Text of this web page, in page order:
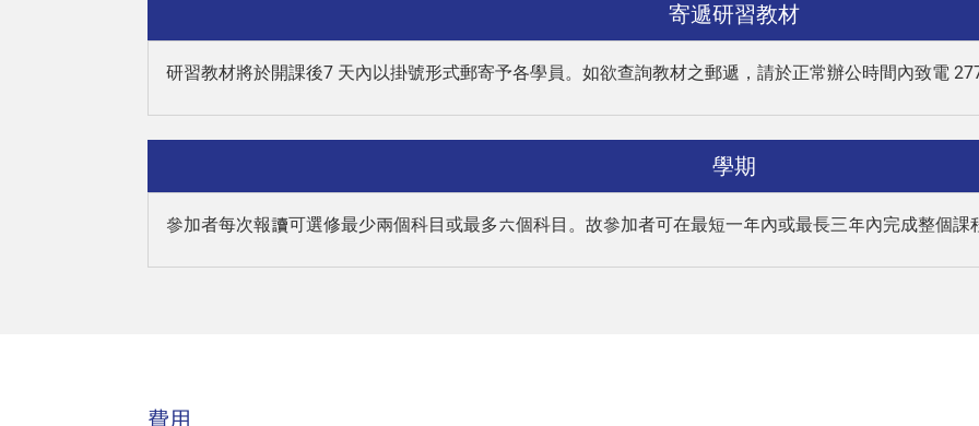
寄遞研習教材
研習教材將於開課後7 天內以掛號形式郵寄予各學員。如欲查詢教材之郵遞，請於正常辦公時間內致電
學期
參加者每次報讀可選修最少兩個科目或最多六個科目。故參加者可在最短一年內或最長三年內完成整個課
費用